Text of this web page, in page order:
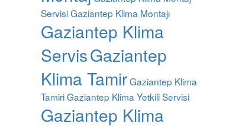
ServisiGaziantep Klima Montajı
Gaziantep Klima
ServisGaziantep
Klima TamirGaziantep Klima
TamiriGaziantep Klima Yetkili Servisi
Gaziantep Klima